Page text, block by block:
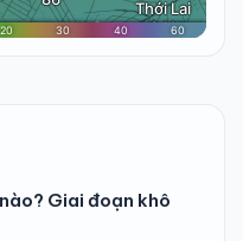
Giai đoạn khô